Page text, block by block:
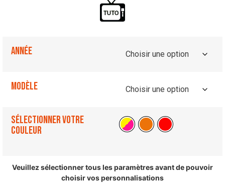
Année
Modèle
Sélectionner votre
couleur
Veuillez sélectionner tous les paramètres avant de pouvoir
choisir vos personnalisations